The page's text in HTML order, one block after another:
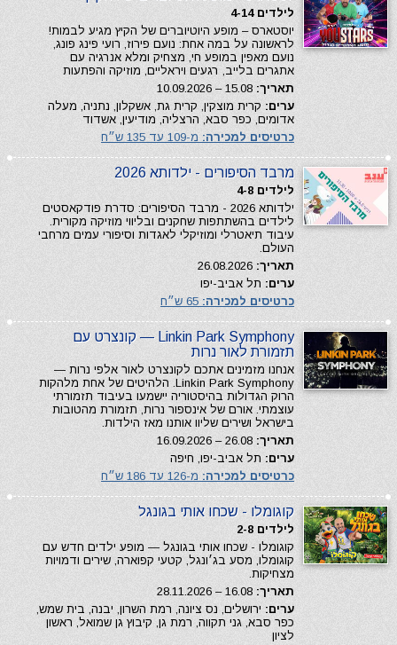
לילדים 4-14
יוסטארס – מופע היוטיוברים של הקיץ מגיע לבמות!
לראשונה על במה אחת: נועם פירוז, רועי פינג פונג,
נועם מאפין במופע חי, מצחיק ומלא אנרגיה עם
אתגרים בלייב, רגעים ויראליים, מוזיקה והפתעות
תאריך:
ערים: קרית מוצקין, קרית גת, אשקלון, נתניה, מעלה
אדומים, כפר סבא, הרצליה, מודיעין, אשדוד
כרטיסים למכירה: מ-109 עד 135 ש״ח
מרבד הסיפורים - ילדותא 2026
לילדים 4-8
ילדותא 2026 - מרבד הסיפורים: סדרת פודקאסטים
לילדים בהשתתפות שחקנים ובליווי מוזיקה מקורית.
עיבוד תיאטרלי ומוזיקלי לאגדות וסיפורי עמים מרחבי
העולם.
תאריך:
ערים: תל אביב-יפו
כרטיסים למכירה:
Linkin Park Symphony — קונצרט עם
תזמורת לאור נרות
אנחנו מזמינים אתכם לקונצרט לאור אלפי נרות —
Linkin Park Symphony. הלהיטים של אחת מלהקות
הרוק הגדולות בהיסטוריה יישמעו בעיבוד תזמורתי
עוצמתי. אורם של אינספור נרות, תזמורת מהטובות
בישראל ושירים שליוו אותנו מאז הילדות.
תאריך:
ערים: תל אביב-יפו, חיפה
כרטיסים למכירה: מ-126 עד 186 ש״ח
קוגומלו - שכחו אותי בגונגל
לילדים 2-8
קוגומלו - שכחו אותי בגונגל — מופע ילדים חדש עם
קוגומלו, מסע בג׳ונגל, קטעי קפוארה, שירים ודמויות
מצחיקות.
תאריך:
ערים: ירושלים, נס ציונה, רמת השרון, יבנה, בית שמש,
כפר סבא, גני תקווה, רמת גן, קיבוץ גן שמואל, ראשון
לציון